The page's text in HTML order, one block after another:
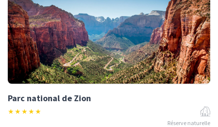
Parc national de Zion
★★★★★
Réserve naturelle